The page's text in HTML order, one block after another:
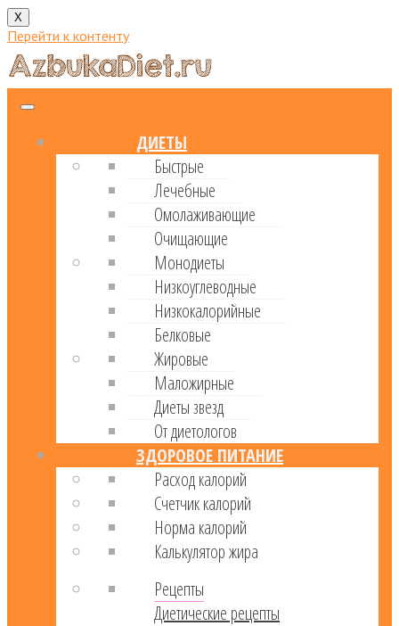
X
Перейти к контенту
ДИЕТЫ
Быстрые
Лечебные
Омолаживающие
Очищающие
Монодиеты
Низкоуглеводные
Низкокалорийные
Белковые
Жировые
Маложирные
Диеты звезд
От диетологов
ЗДОРОВОЕ ПИТАНИЕ
Расход калорий
Cчетчик калорий
Норма калорий
Калькулятор жира
Рецепты
Диетические рецепты